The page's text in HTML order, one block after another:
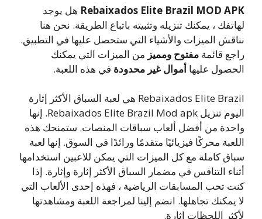
Rebaixados Elite Brazil MOD APK هل يوجد
لهاتفك ، يمكنك تنزيله وتثبيته باتباع الطريقة. نحن هنا
نناقش الميزات والأشياء التي ستحصل عليها في التطبيق.
راجع قائمة مفتوح ومميز من الميزات التي يمكنك
الحصول عليها أموال غير محدودة في هذه اللعبة.
Rebaixados Elite Brazil هي لعبة السباق الأكثر إثارة
اليوم تنزيل Rebaixados Elite Brazil Mod apk. إنها
واحدة من أفضل ألعاب سباقات المنصات. ستمنحك هذه
اللعبة محركًا فيزيائيًا متقدمًا ورائدًا في السوق. إنها لعبة
سباق كاملة مع كل الميزات التي يمكن للاعبين استخدامها
أثناء التنافس في مضمار السباق الأكثر إثارة وإثارة. إذا
كنت تحب المسابقات الرياضية ، فهذه إحدى الألعاب التي
لا يمكنك تجاهلها. انضم إلينا لمراجعة اللعبة ومشاهدتها
لأكثر اللحظات إثارة.